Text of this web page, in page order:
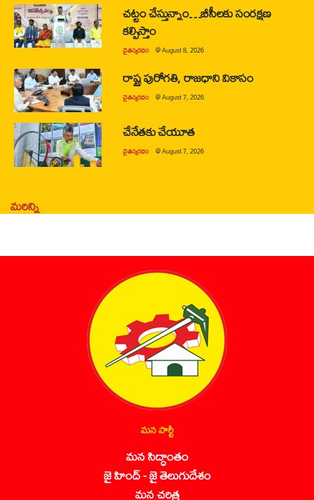
చట్టం చేస్తున్నాం…బీసీలకు సంరక్షణ
కల్పిస్తాం
చైతన్యరధం @August 8, 2026
రాష్ట్ర పురోగతి, రాజధాని వికాసం
చైతన్యరధం @August 7, 2026
చేనేతకు చేయూత
చైతన్యరధం @August 7, 2026
మరిన్ని
మన పార్టీ
మన సిద్ధాంతం
జై హింద్ - జై తెలుగుదేశం
మన చరిత్ర